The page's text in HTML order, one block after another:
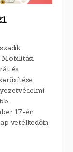
Mobilitási
és
17-én
vetélkedőin